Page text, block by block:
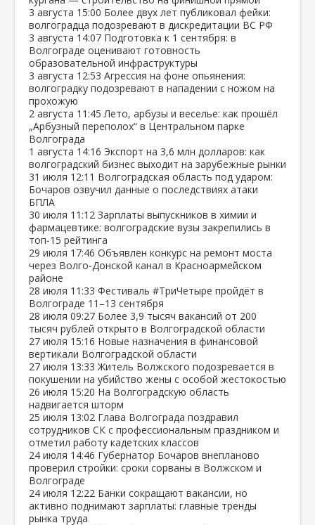
3 августа 15:00 Более двух лет публиковал фейки:
волгоградца подозревают в дискредитации ВС РФ
3 августа 14:07 Подготовка к 1 сентября: в
Волгограде оценивают готовность
образовательной инфраструктуры
3 августа 12:53 Агрессия на фоне опьянения:
волгоградку подозревают в нападении с ножом на
прохожую
2 августа 11:45 Лето, арбузы и веселье: как прошёл
„Арбузный переполох“ в Центральном парке
Волгограда
1 августа 14:16 Экспорт на 3,6 млн долларов: как
волгоградский бизнес выходит на зарубежные рынки
31 июля 12:11 Волгоградская область под ударом:
Бочаров озвучил данные о последствиях атаки
БПЛА
30 июля 11:12 Зарплаты выпускников в химии и
фармацевтике: волгоградские вузы закрепились в
топ‑15 рейтинга
29 июля 17:46 Объявлен конкурс на ремонт моста
через Волго‑Донской канал в Красноармейском
районе
28 июля 11:33 Фестиваль #ТриЧетыре пройдёт в
Волгограде 11–13 сентября
28 июля 09:27 Более 3,9 тысяч вакансий от 200
тысяч рублей открыто в Волгоградской области
27 июля 15:16 Новые назначения в финансовой
вертикали Волгоградской области
27 июля 13:33 Житель Волжского подозревается в
покушении на убийство жены с особой жестокостью
26 июля 15:20 На Волгоградскую область
надвигается шторм
25 июля 13:02 Глава Волгограда поздравил
сотрудников СК с профессиональным праздником и
отметил работу кадетских классов
24 июля 14:46 Губернатор Бочаров внепланово
проверил стройки: сроки сорваны в Волжском и
Волгограде
24 июля 12:22 Банки сокращают вакансии, но
активно поднимают зарплаты: главные тренды
рынка труда